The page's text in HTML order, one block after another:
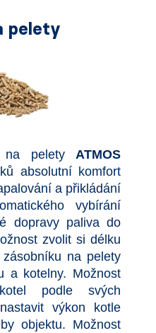
pelety
na pelety ATMOS
absolutní komfort
a přikládání
vybírání
dopravy paliva do
zvolit si délku
na pelety
a kotelny. Možnost
podle svých
výkon kotle
objektu. Možnost